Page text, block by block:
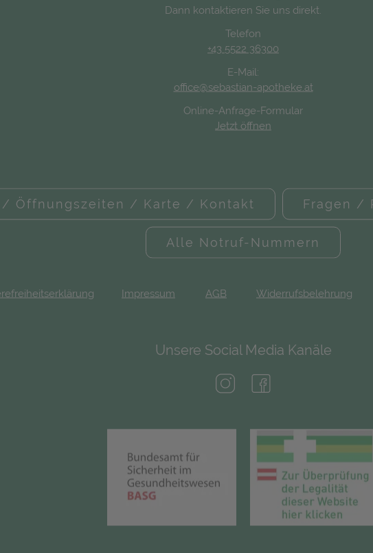
Dann kontaktieren Sie uns direkt.
Telefon
+43 5522 36300
E-Mail:
office@sebastian-apotheke.at
Online-Anfrage-Formular
Jetzt öffnen
/ Öffnungszeiten / Karte / Kontakt Fragen /
Alle Notruf-Nummern
Impressum AGB Widerrufsbelehrung
Unsere Social Media Kanäle
(öffnet in neuem Tab)
(öffnet in neuem Tab)